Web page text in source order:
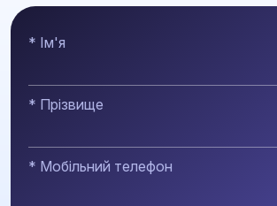
* Ім'я
* Прізвище
* Мобільний телефон